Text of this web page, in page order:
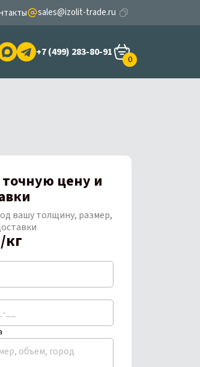
sales@izolit-trade.ru
+7 (499) 283-80-91
0
цену и
вашу толщину, размер,
кг